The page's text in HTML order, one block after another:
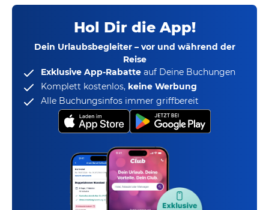
Hol Dir die App!
Dein Urlaubsbegleiter – vor und während der
Reise
Exklusive App-Rabatte auf Deine Buchungen
Komplett kostenlos, keine Werbung
Alle Buchungsinfos immer griffbereit